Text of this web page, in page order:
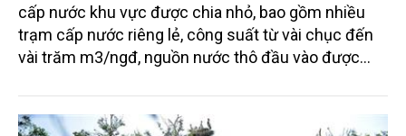
cấp nước khu vực được chia nhỏ, bao gồm nhiều
trạm cấp nước riêng lẻ, công suất từ vài chục đến
vài trăm m3/ngđ, nguồn nước thô đầu vào được
nước thô ổn định, tuy nhiên cần xử lý qua các giai
đoạn tùy thuộc vào từng khu vực, đặc biệt bắt buộc